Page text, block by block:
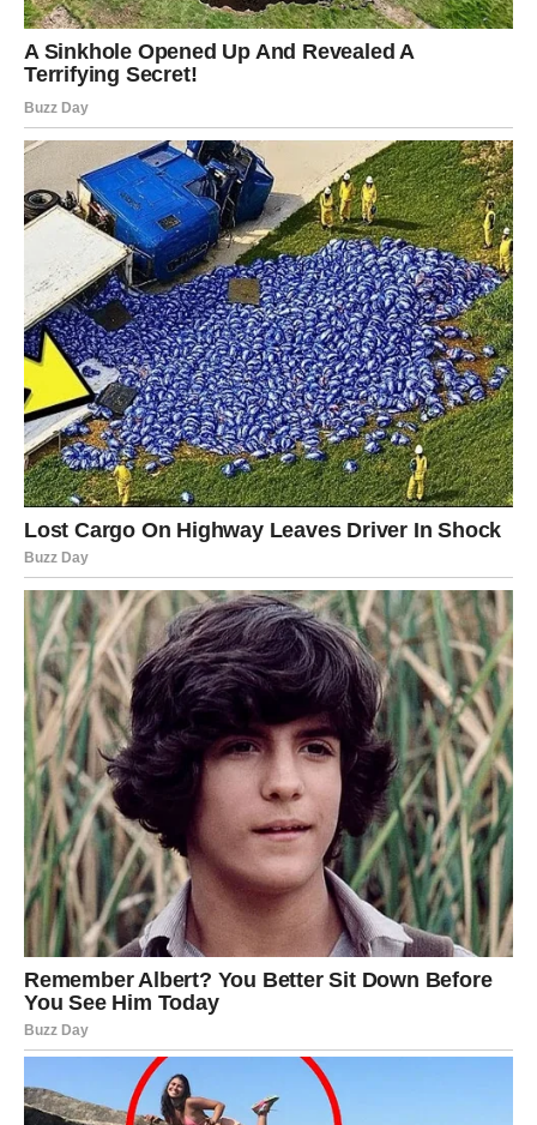
vam donose uspjeh na više životnih polja. Poslovni
planovi ostvarivat će se bez većih prepreka, finansije će
biti u usponu, a ljubavni život donosi mnogo radosti.
Slobodni Strijelčevi mogli bi upoznati osobu koja će
obilježiti naredni period njihovog života.
Jarac
Pred vama su dani u kojima ćete jasno vidjeti rezultate
svog rada. Poslovna situacija postaje mnogo stabilnija, a
finansije sigurnije. U ljubavi vas očekuju iskreni razgovori
i više zajedničkih trenutaka s partnerom. Slobodni
Jarčevi mogli bi obnoviti kontakt s osobom iz prošlosti.
Vodolija
Zvijezde vam pripremaju vikend koji ćete dugo pamtiti.
Jedna vijest ili susret potpuno će promijeniti vaše
raspoloženje. Poslovna situacija razvija se odlično, a
ljubavni život donosi mnogo nježnosti i sreće. Slobodne
Vodolije imaju velike šanse za posebno poznanstvo.
Ribe
Pred vama su mirni, ali veoma lijepi dani. Poslovne
obaveze završavat ćete bez većih problema, a finansijska
situacija postaje stabilnija. Ljubavni život donosi mnogo
topline, pažnje i osjećaj da ste okruženi ljudima koji vas
iskreno cijene.